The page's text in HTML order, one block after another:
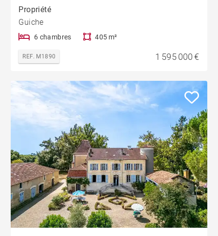
Propriété
Guiche
6 chambres 405 m²
REF. M1890 1 595 000 €